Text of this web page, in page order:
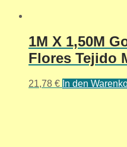
1M X 1,50M
Flores Tejido
21,78 € In den